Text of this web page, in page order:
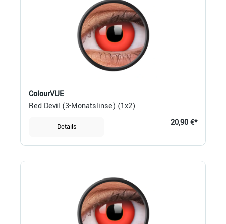
ColourVUE
Red Devil (3-Monatslinse) (1x2)
Details 20,90 €*